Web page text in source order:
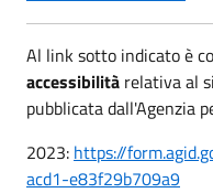
Al link sotto indicato è
accessibilità relativa al
pubblicata dall'Agenzia
2023: https://
acd1-e83f29b709a9